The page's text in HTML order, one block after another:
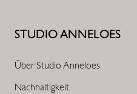
STUDIO ANNELOES
Über Studio Anneloes
Nachhaltigkeit